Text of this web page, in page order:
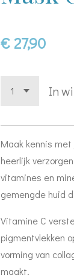
€ 27,90
In
Maak kennis
heerlijk
vitamines en
gemengde huid
Vitamine C
pigmentvlekken
vorming van
maakt.